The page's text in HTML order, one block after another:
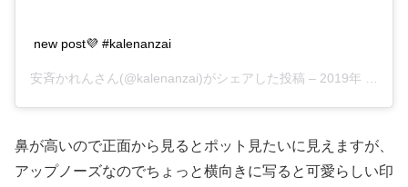
new post💜 #kalenanzai
安斉かれんさん(@kalenanzai)がシェアした投稿 – 2019年 6月月30日午前2時58分PDT
鼻が高いので正面から見るとポット見たいに見えますが、
アップノーズなのでちょっと横向きに写ると可愛らしい印